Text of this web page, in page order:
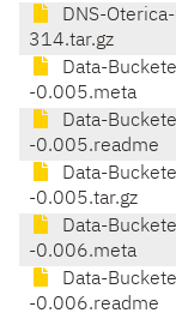
DNS-
314.tar.gz
Data-
-0.005.meta
Data-
-0.005.readme
Data-
-0.005.tar.gz
Data-
-0.006.meta
Data-
-0.006.readme